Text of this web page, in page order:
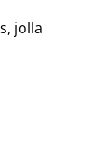
jolla